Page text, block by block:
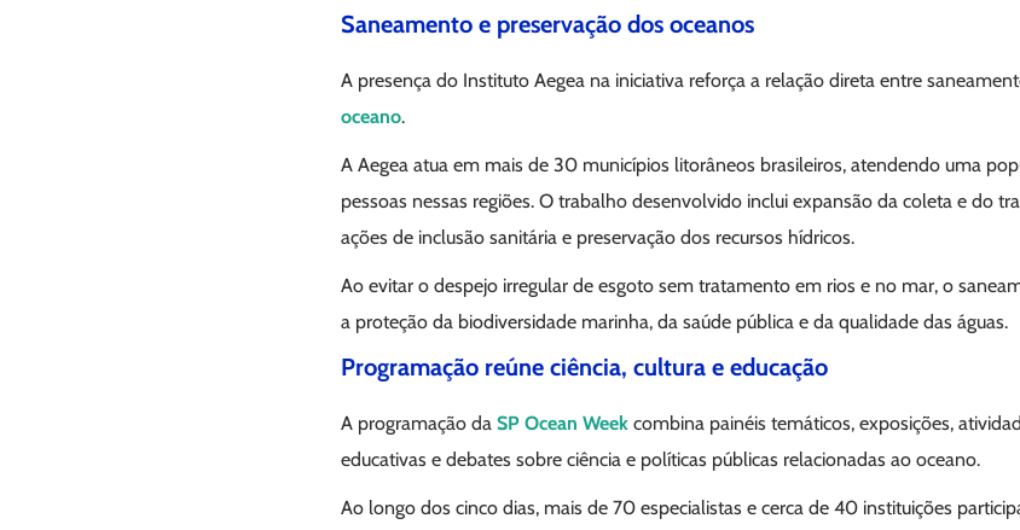
Saneamento e preservação dos oceanos
A presença do Instituto Aegea na iniciativa reforça a relação direta entre
oceano.
A Aegea atua em mais de 30 municípios litorâneos brasileiros, atendendo uma
pessoas nessas regiões. O trabalho desenvolvido inclui expansão da coleta e do
ações de inclusão sanitária e preservação dos recursos hídricos.
Ao evitar o despejo irregular de esgoto sem tratamento em rios e no mar, o
a proteção da biodiversidade marinha, da saúde pública e da qualidade das águas.
Programação reúne ciência, cultura e educação
A programação da SP Ocean Week combina painéis temáticos, exposições,
educativas e debates sobre ciência e políticas públicas relacionadas ao oceano.
Ao longo dos cinco dias, mais de 70 especialistas e cerca de 40 instituições